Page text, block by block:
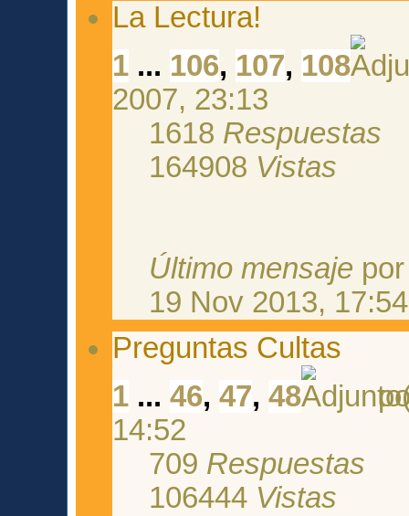
La Lectura!
1 ... 106, 107, 108
2007, 23:13
1618 Respuestas
164908 Vistas
Último mensaje
19 Nov 2013, 17:54
Preguntas Cultas
1 ...46,47,48
14:52
709 Respuestas
106444 Vistas